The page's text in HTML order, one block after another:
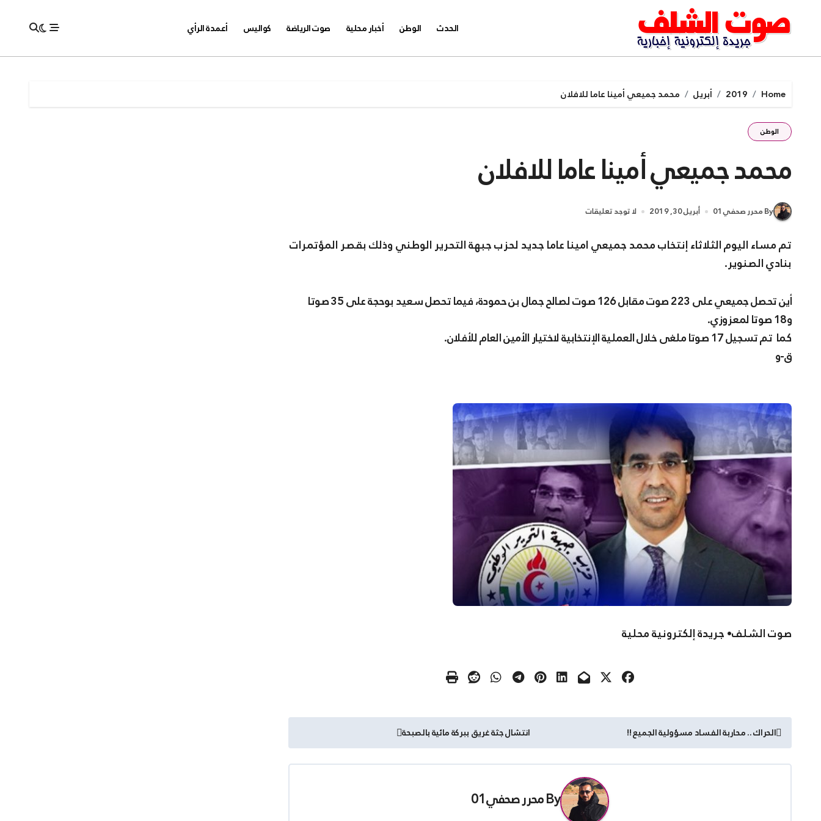
content
الحدث الوطن أخبار محلية صوت الرياضة كواليس أعمدة الرأي
Home
2019 أبريل محمد جميعي أمينا عاما للافلان
الوطن
محمد جميعي أمينا عاما للافلان
By محرر صحفي01 أبريل 30, 2019 لا توجد تعليقات
تم مساء اليوم الثلاثاء إنتخاب محمد جميعي امينا عاما جديد لحزب جبهة التحرير الوطني وذلك بقصر المؤتمرات
بنادي الصنوير.
أين تحصل جميعي على 223 صوت مقابل 126 صوت لصالح جمال بن حمودة، فيما تحصل سعيد بوحجة على 35 صوتا
و18 صوتا لمعزوزي.
كما تم تسجيل 17 صوتا ملغى خلال العملية الإنتخابية لاختيار الأمين العام للأفلان.
ق-و
صوت الشلف• جريدة إلكترونية محلية
تصفّح
المقالات
الحراك .. محاربة الفساد مسؤولية الجميع !! انتشال جثة غريق ببركة مائية بالصبحة
Byمحرر صحفي01